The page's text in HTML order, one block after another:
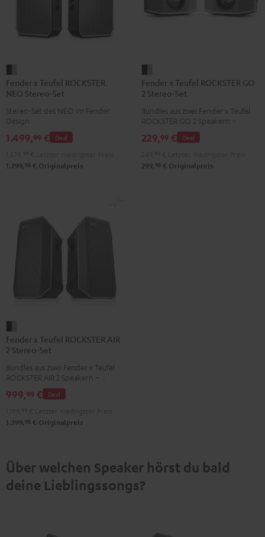
x
Teufel
ROCKSTER
NEO
Stereo-
Black
Fender x Teufel ROCKSTER
NEO Stereo-Set
Stereo-Set des NEO im Fender
Design
Deal
1.499,99 €
1.799, 98 € Originalpreis
x
Teufel
ROCKSTER
GO
2
Set
Fender x Teufel ROCKSTER GO
2 Stereo-Set
Bundles aus zwei Fender x Teufel
ROCKSTER GO 2 Speakern – zwei
GO 2 spielen kabellos über
Bluetooth synchron in Stereo und
Deal
229,99 €
299, 98 € Originalpreis
x
Teufel
ROCKSTER
AIR
2
Set
Steel
Fender x Teufel ROCKSTER AIR
2 Stereo-Set
Bundles aus zwei Fender x Teufel
ROCKSTER AIR 2 Speakern – zwei
AIR 2 spielen per Kabel oder über
Bluetooth synchron in Stereo und
und Räumlichkeit
Deal
999,99 €
1.399, 98 € Originalpreis
Über welchen Speaker hörst du bald
deine Lieblingssongs?